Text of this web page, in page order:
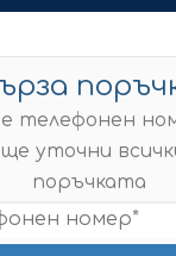
телефонен
уточни
поръчката